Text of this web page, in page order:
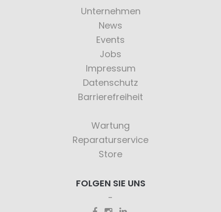
Unternehmen
News
Events
Jobs
Impressum
Datenschutz
Barrierefreiheit
Wartung
Reparaturservice
Store
FOLGEN SIE UNS